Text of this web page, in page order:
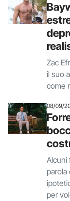
Zac
il suo
come
08/09/
Alcuni
parola
per